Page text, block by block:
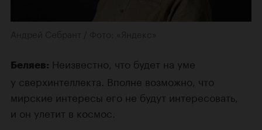
Беляев: Неизвестно, что будет на уме
у сверхинтеллекта. Вполне возможно, что
мирские интересы его не будут интересовать,
и он улетит в космос.